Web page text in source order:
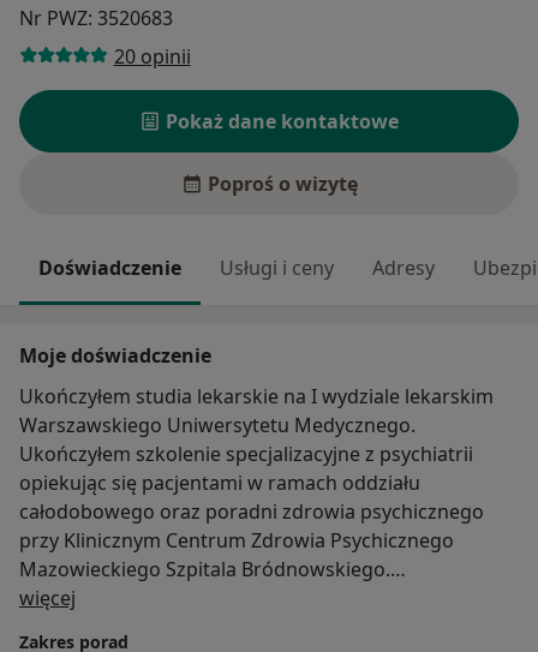
Nr PWZ: 3520683
20 opinii
Pokaż dane kontaktowe
Poproś o wizytę
Doświadczenie Usługi i ceny Adresy
Moje doświadczenie
Ukończyłem studia lekarskie na I wydziale lekarskim
Warszawskiego Uniwersytetu Medycznego.
Ukończyłem szkolenie specjalizacyjne z psychiatrii
opiekując się pacjentami w ramach oddziału
całodobowego oraz poradni zdrowia psychicznego
przy Klinicznym Centrum Zdrowia Psychicznego
Mazowieckiego Szpitala Bródnowskiego.
Doświadczenie zawodowe zdobywałem pracując
więcej
Zakres porad